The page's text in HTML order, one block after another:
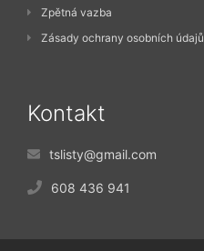
Zpětná vazba
Zásady ochrany osobních údajů
Kontakt
tslisty@gmail.com
608 436 941